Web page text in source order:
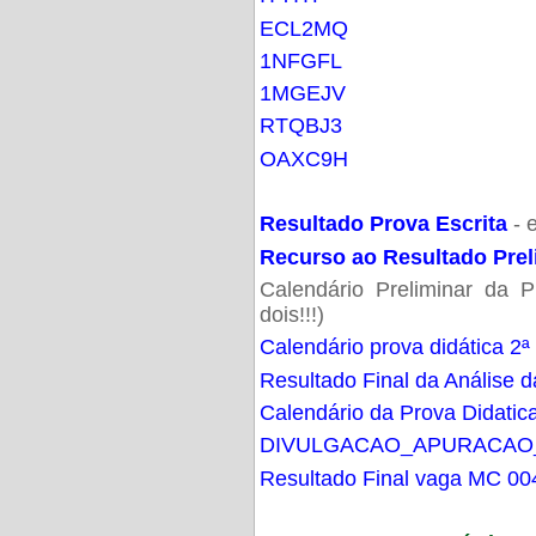
ECL2MQ
1NFGFL
1MGEJV
RTQBJ3
OAXC9H
Resultado Prova Escrita -
Recurso ao Resultado
Calendário Preliminar da
dois!!!)
Calendário prova didática
Resultado Final da Análise
Calendário da Prova
Resultado Final vaga MC